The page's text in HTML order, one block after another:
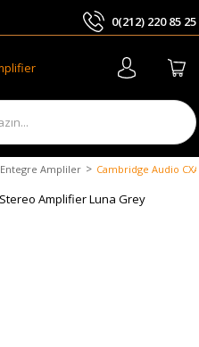
0(212) 220 85 25
Entegre Ampliler Cambridge Audio